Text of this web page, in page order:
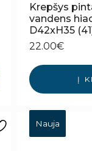
Krepšys
vandens
D42xH35
22.00€
Į
Nauja